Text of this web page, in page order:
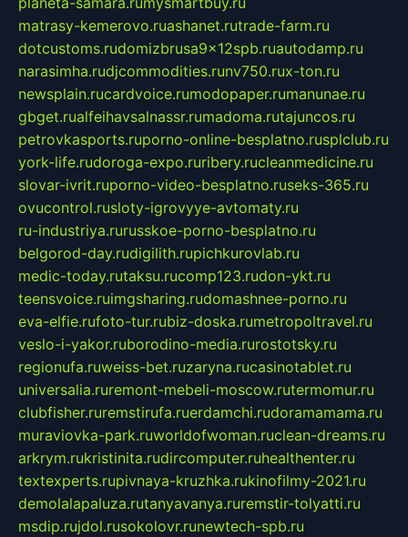
matrasy-kemerovo.ruashanet.rutrade-farm.ru
dotcustoms.rudomizbrusa9x12spb.ruautodamp.ru
narasimha.rudjcommodities.runv750.rux-ton.ru
newsplain.rucardvoice.rumodopaper.rumanunae.ru
gbget.rualfeihavsalnassr.rumadoma.rutajuncos.ru
petrovkasports.ruporno-online-besplatno.rusplclub.ru
york-life.rudoroga-expo.ruribery.rucleanmedicine.ru
slovar-ivrit.ruporno-video-besplatno.ruseks-365.ru
ovucontrol.rusloty-igrovyye-avtomaty.ru
ru-industriya.rurusskoe-porno-besplatno.ru
belgorod-day.rudigilith.rupichkurovlab.ru
medic-today.rutaksu.rucomp123.rudon-ykt.ru
teensvoice.ruimgsharing.rudomashnee-porno.ru
eva-elfie.rufoto-tur.rubiz-doska.rumetropoltravel.ru
veslo-i-yakor.ruborodino-media.rurostotsky.ru
regionufa.ruweiss-bet.ruzaryna.rucasinotablet.ru
universalia.ruremont-mebeli-moscow.rutermomur.ru
clubfisher.ruremstirufa.ruerdamchi.rudoramamama.ru
muraviovka-park.ruworldofwoman.ruclean-dreams.ru
arkrym.rukristinita.rudircomputer.ruhealthenter.ru
textexperts.rupivnaya-kruzhka.rukinofilmy-2021.ru
demolalapaluza.rutanyavanya.ruremstir-tolyatti.ru
msdip.rujdol.rusokolovr.runewtech-spb.ru